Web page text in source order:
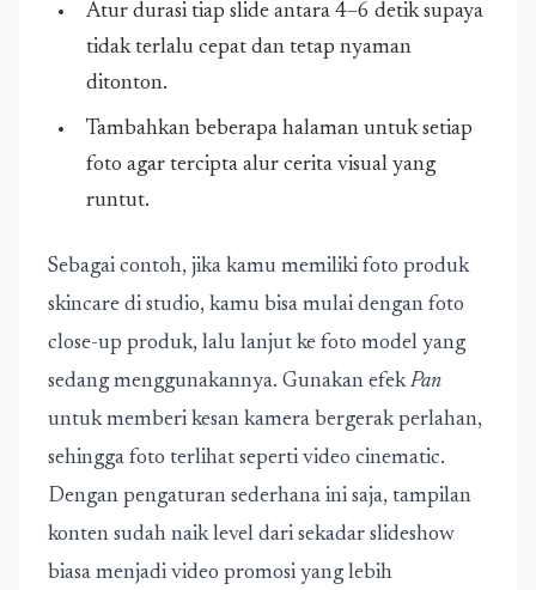
Atur durasi tiap slide antara 4–6 detik supaya
tidak terlalu cepat dan tetap nyaman
ditonton.
Tambahkan beberapa halaman untuk setiap
foto agar tercipta alur cerita visual yang
runtut.
Sebagai contoh, jika kamu memiliki foto produk
skincare di studio, kamu bisa mulai dengan foto
close-up produk, lalu lanjut ke foto model yang
sedang menggunakannya. Gunakan efekPan
untuk memberi kesan kamera bergerak perlahan,
sehingga foto terlihat seperti video cinematic.
Dengan pengaturan sederhana ini saja, tampilan
konten sudah naik level dari sekadar slideshow
biasa menjadi video promosi yang lebih